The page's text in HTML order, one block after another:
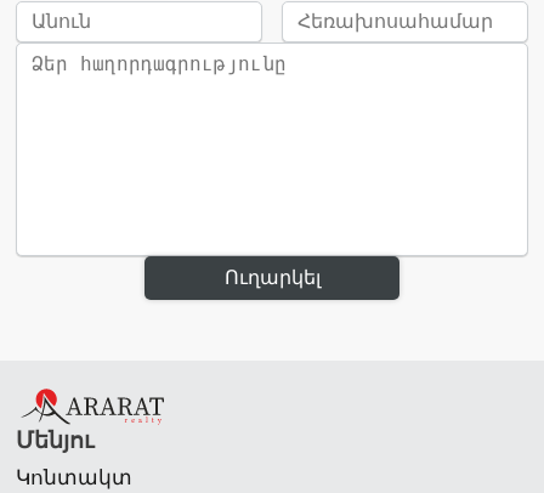
Ուղարկել
Մենյու
Կոնտակտ